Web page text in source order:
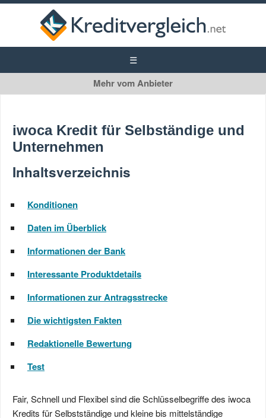
iwoca Kredit für Selbständige und
Unternehmen
Inhaltsverzeichnis
Konditionen
Daten im Überblick
Informationen der Bank
Interessante Produktdetails
Informationen zur Antragsstrecke
Die wichtigsten Fakten
Redaktionelle Bewertung
Test
Fair, Schnell und Flexibel sind die Schlüsselbegriffe des iwoca
Kredits für Selbstständige und kleine bis mittelständige